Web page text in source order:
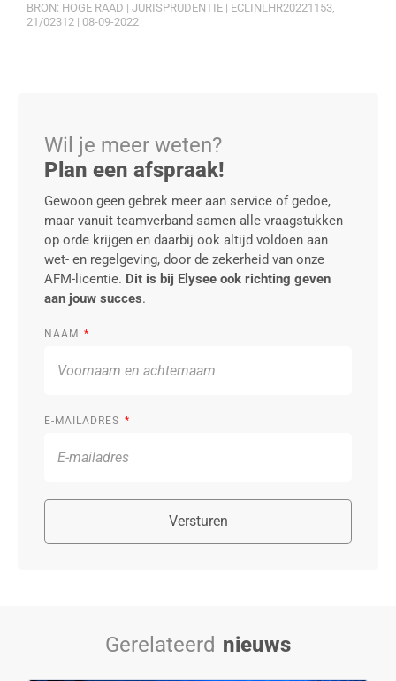
BRON: HOGE RAAD | JURISPRUDENTIE | ECLINLHR20221153,
21/02312 | 08-09-2022
Wil je meer weten?
Plan een afspraak!
Gewoon geen gebrek meer aan service of gedoe,
maar vanuit teamverband samen alle vraagstukken
op orde krijgen en daarbij ook altijd voldoen aan
wet- en regelgeving, door de zekerheid van onze
AFM-licentie. Dit is bij Elysee ook richting geven
aan jouw succes.
NAAM
E-MAILADRES
Versturen
Gerelateerd nieuws